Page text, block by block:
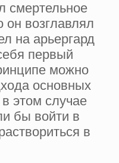
смертельное
он возглавлял
на арьергард
первый
можно
основных
этом случае
бы войти в
в